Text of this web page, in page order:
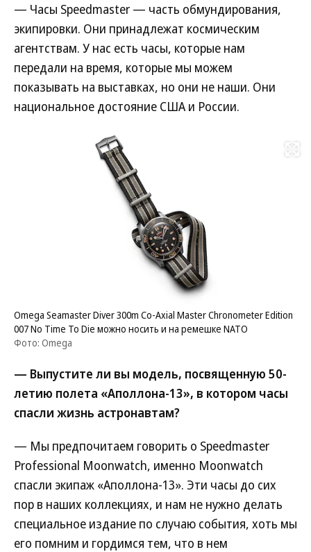
— Часы Speedmaster — часть обмундирования,
экипировки. Они принадлежат космическим
агентствам. У нас есть часы, которые нам
передали на время, которые мы можем
показывать на выставках, но они не наши. Они
национальное достояние США и России.
Omega Seamaster Diver 300m Co-Axial Master Chronometer Edition
007 No Time To Die можно носить и на ремешке NATO
Фото: Omega
— Выпустите ли вы модель, посвященную 50-
летию полета «Аполлона-13», в котором часы
спасли жизнь астронавтам?
— Мы предпочитаем говорить о Speedmaster
Professional Moonwatch, именно Moonwatch
спасли экипаж «Аполлона-13». Эти часы до сих
пор в наших коллекциях, и нам не нужно делать
специальное издание по случаю события, хоть мы
его помним и гордимся тем, что в нем